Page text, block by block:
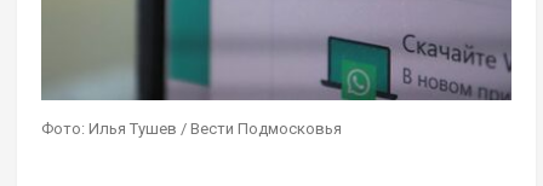
Фото: Илья Тушев / Вести Подмосковья